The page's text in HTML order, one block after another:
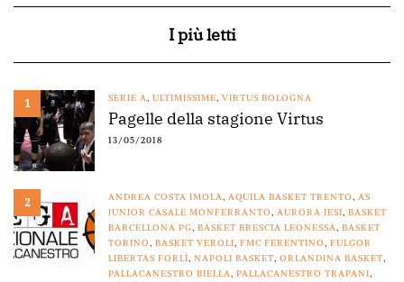
I più letti
1 SERIE A, ULTIMISSIME, VIRTUS BOLOGNA
Pagelle della stagione Virtus
13/05/2018
2 ANDREA COSTA IMOLA, AQUILA BASKET TRENTO, AS
JUNIOR CASALE MONFERRANTO, AURORA JESI, BASKET
BARCELLONA PG, BASKET BRESCIA LEONESSA, BASKET
TORINO, BASKET VEROLI, FMC FERENTINO, FULGOR
LIBERTAS FORLÌ, NAPOLI BASKET, ORLANDINA BASKET,
PALLACANESTRO BIELLA, PALLACANESTRO TRAPANI,